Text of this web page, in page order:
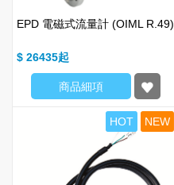
EPD 電磁式流量計 (OIML R.49)
$ 26435
商品細項
HOT NEW